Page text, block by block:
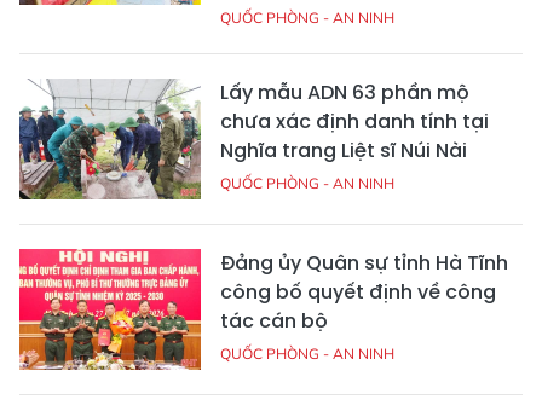
QUỐC PHÒNG - AN NINH
Lấy mẫu ADN 63 phần mộ
chưa xác định danh tính tại
Nghĩa trang Liệt sĩ Núi Nài
QUỐC PHÒNG - AN NINH
Đảng ủy Quân sự tỉnh Hà Tĩnh
công bố quyết định về công
tác cán bộ
QUỐC PHÒNG - AN NINH